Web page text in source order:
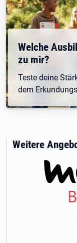
Welche
zu mir?
Teste deine
dem
Weitere